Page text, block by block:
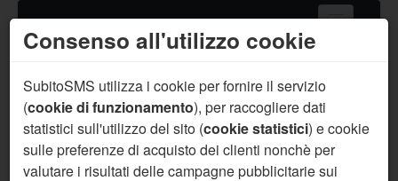
Home
Servizi SMS
Gateway SMS
Acquista SMS
Consenso all'utilizzo cookie
SubitoSMS utilizza i cookie per fornire il servizio
(cookie di funzionamento), per raccogliere dati
statistici sull'utilizzo del sito (cookie statistici) e cookie
sulle preferenze di acquisto dei clienti nonchè per
valutare i risultati delle campagne pubblicitarie sui